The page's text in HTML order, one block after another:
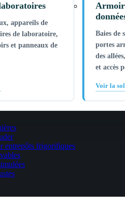
appareils de
de laboratoire,
et panneaux de
Baies de
portes
des
et accès
Voir la
entrepôts frigorifiques